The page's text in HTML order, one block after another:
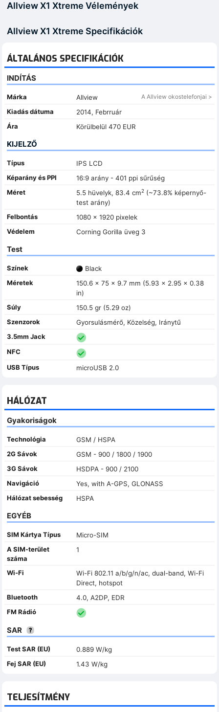
Allview X1 Xtreme Vélemények
Allview X1 Xtreme Specifikációk
ÁLTALÁNOS SPECIFIKÁCIÓK
INDÍTÁS
Márka Allview A Allview okostelefonjai >
Kiadás dátuma
2014, Febrruár
Ára
Körülbelül 470 EUR
KIJELZŐ
Típus
IPS LCD
Képarány és PPI
16:9 arány - 401 ppi sűrűség
Méret
5.5 hüvelyk, 83.4 cm2(~73.8% képernyő-
test arány)
Felbontás
1080 x 1920 pixelek
Védelem
Corning Gorilla üveg 3
Test
Színek
Black
Méretek
150.6 x 75 x 9.7 mm (5.93 x 2.95 x 0.38
in)
Súly
150.5 gr (5.29 oz)
Szenzorok
Gyorsulásmérő, Közelség, Iránytű
3.5mm Jack
NFC
USB Típus
microUSB 2.0
HÁLÓZAT
Gyakoriságok
Technológia
GSM / HSPA
2G Sávok
GSM - 900 / 1800 / 1900
3G Sávok
HSDPA - 900 / 2100
Navigáció
Yes, with A-GPS, GLONASS
Hálózat sebesség
HSPA
EGYÉB
SIM Kártya Típus
Micro-SIM
A SIM-terület
száma
1
Wi-Fi
Wi-Fi 802.11 a/b/g/n/ac, dual-band, Wi-Fi
Direct, hotspot
Bluetooth
4.0, A2DP, EDR
FM Rádió
SAR
Test SAR (EU)
0.889 W/kg
Fej SAR (EU)
1.43 W/kg
TELJESÍTMÉNY